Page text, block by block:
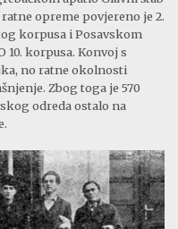
opreme povjereno je 2.
korpusa i Posavskom
10. korpusa. Konvoj s
no ratne okolnosti
Zbog toga je 570
odreda ostalo na